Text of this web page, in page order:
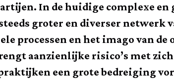
In de huidige complexe en
groter en diverser netwerk
processen en het imago van de
aanzienlijke risico’s met
een grote bedreiging